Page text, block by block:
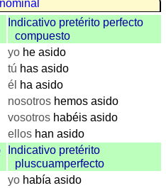
Indicativo pretérito perfecto
compuesto
yo he asido
tú has asido
él ha asido
nosotros hemos asido
vosotros habéis asido
ellos han asido
Indicativo pretérito
pluscuamperfecto
yo había asido